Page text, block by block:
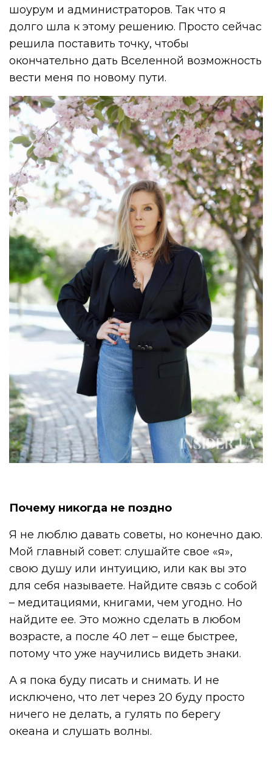
шоурум и администраторов. Так что я
долго шла к этому решению. Просто сейчас
решила поставить точку, чтобы
окончательно дать Вселенной возможность
вести меня по новому пути.
Почему никогда не поздно
Я не люблю давать советы, но конечно даю.
Мой главный совет: слушайте свое «я»,
свою душу или интуицию, или как вы это
для себя называете. Найдите связь с собой
– медитациями, книгами, чем угодно. Но
найдите ее. Это можно сделать в любом
возрасте, а после 40 лет – еще быстрее,
потому что уже научились видеть знаки.
А я пока буду писать и снимать. И не
исключено, что лет через 20 буду просто
ничего не делать, а гулять по берегу
океана и слушать волны.